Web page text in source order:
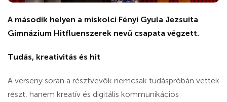
A második helyen a miskolci Fényi Gyula Jezsuita
Gimnázium Hitfluenszerek nevű csapata végzett.
Tudás, kreativitás és hit
A verseny során a résztvevők nemcsak tudáspróbán vettek
részt, hanem kreatív és digitális kommunikációs